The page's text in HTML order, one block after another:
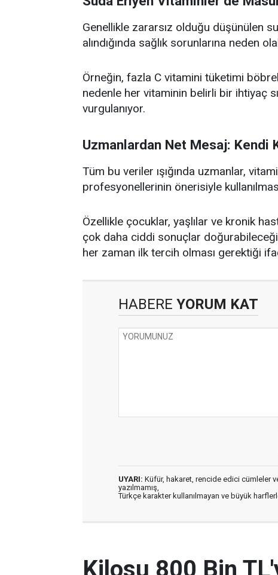
Genellikle zararsız olduğu düşünülen
alındığında sağlık sorunlarına neden
Örneğin, fazla C vitamini tüketimi
nedenle her vitaminin belirli bir ihtiyaç
vurgulanıyor.
Uzmanlardan Net Mesaj: Kendi
Tüm bu veriler ışığında uzmanlar,
profesyonellerinin önerisiyle
Özellikle çocuklar, yaşlılar ve kronik
çok daha ciddi sonuçlar
her zaman ilk tercih olması gerektiği
HABERE YORUM KAT
UYARI: Küfür, hakaret, rencide edici cümleler
yazılmamış,
Türkçe karakter kullanılmayan ve büyük
Kilosu 800 Bin